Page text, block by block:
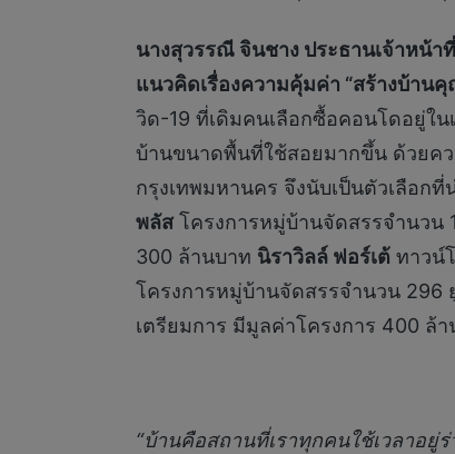
นางสุวรรณี จินชาง ประธานเจ้าหน้า
แนวคิดเรื่องความคุ้มค่า “สร้างบ้านคุ
วิด-19 ที่เดิมคนเลือกซื้อคอนโดอยู่ใน
บ้านขนาดพื้นที่ใช้สอยมากขึ้น ด้วยค
กรุงเทพมหานคร จึงนับเป็นตัวเลือก
พลัสโครงการหมู่บ้านจัดสรรจำนวน
300 ล้านบาท นิราวิลล์ ฟอร์เต้ ทาวน์
โครงการหมู่บ้านจัดสรรจำนวน 296
เตรียมการ มีมูลค่าโครงการ 400 ล้
“บ้านคือสถานที่เราทุกคนใช้เวลาอ